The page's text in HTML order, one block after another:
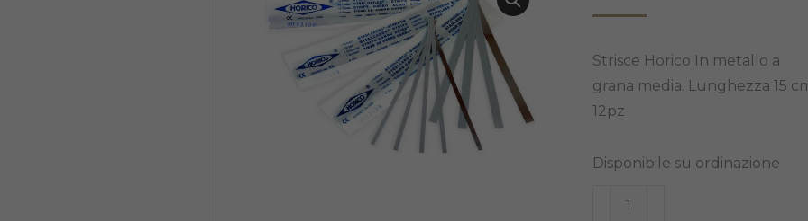
Strisce Horico In metallo a
grana media. Lunghezza 15
12pz
Disponibile su ordinazione
STRISCE